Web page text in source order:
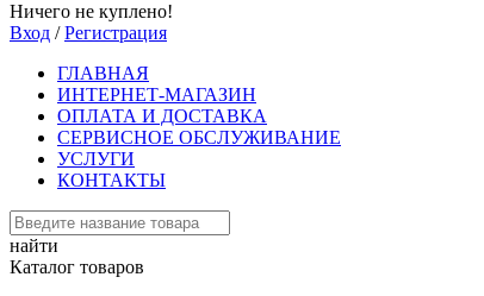
Ничего не куплено!
Вход /Регистрация
ГЛАВНАЯ
ИНТЕРНЕТ-МАГАЗИН
ОПЛАТА И ДОСТАВКА
СЕРВИСНОЕ ОБСЛУЖИВАНИЕ
УСЛУГИ
КОНТАКТЫ
найти
Каталог товаров